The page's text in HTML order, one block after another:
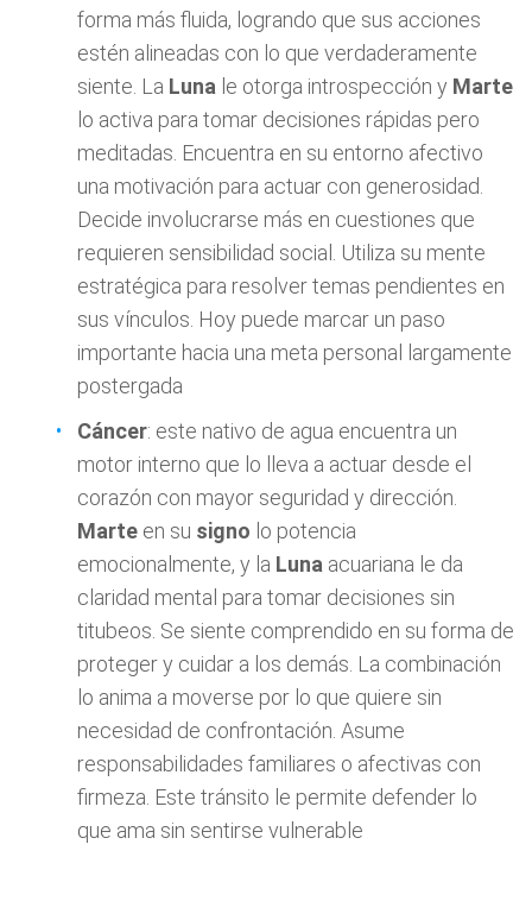
forma más fluida, logrando que sus acciones
estén alineadas con lo que verdaderamente
siente. La Luna le otorga introspección y Marte
lo activa para tomar decisiones rápidas pero
meditadas. Encuentra en su entorno afectivo
una motivación para actuar con generosidad.
Decide involucrarse más en cuestiones que
requieren sensibilidad social. Utiliza su mente
estratégica para resolver temas pendientes en
sus vínculos. Hoy puede marcar un paso
importante hacia una meta personal largamente
postergada
Cáncer: este nativo de agua encuentra un
motor interno que lo lleva a actuar desde el
corazón con mayor seguridad y dirección.
Marte en su signo lo potencia
emocionalmente, y la Luna acuariana le da
claridad mental para tomar decisiones sin
titubeos. Se siente comprendido en su forma de
proteger y cuidar a los demás. La combinación
lo anima a moverse por lo que quiere sin
necesidad de confrontación. Asume
responsabilidades familiares o afectivas con
firmeza. Este tránsito le permite defender lo
que ama sin sentirse vulnerable